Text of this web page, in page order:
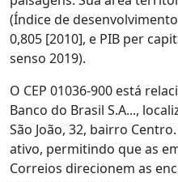
(Índice de
0,805 [2010], e PIB per
senso 2019).
O CEP 01036-900 está
Banco do Brasil S.A...,
São João, 32, bairro
ativo, permitindo que as
Correios direcionem as